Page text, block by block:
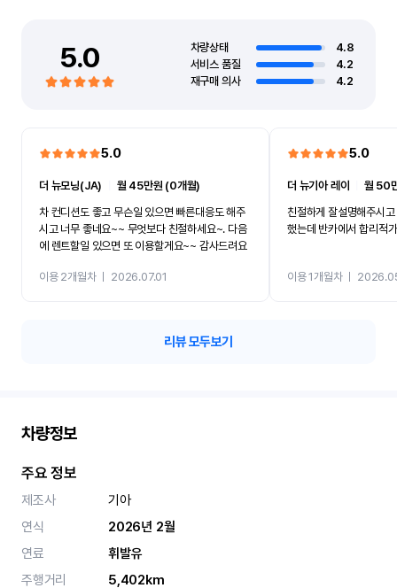
5.0 차량상태
4.8
서비스 품질
4.2
재구매 의사
4.2
5.0
더 뉴모닝(JA)
월 45만원 (0개월)
차 컨디션도 좋고 무슨일 있으면 빠른대응도 해주
시고 너무 좋네요~~ 무엇보다 친절하세요~. 다음
에 렌트할일 있으면 또 이용할게요~~ 감사드려요
이용 2개월차ㅣ 2026.07.01
5.0
더 뉴기아 레이
월 50
친절하게 잘설명해주시
했는데 반카에서 합리적
이용 1개월차ㅣ
리뷰 모두보기
차량정보
주요 정보
제조사
기아
연식
2026년 2월
연료
휘발유
주행거리
5,402km